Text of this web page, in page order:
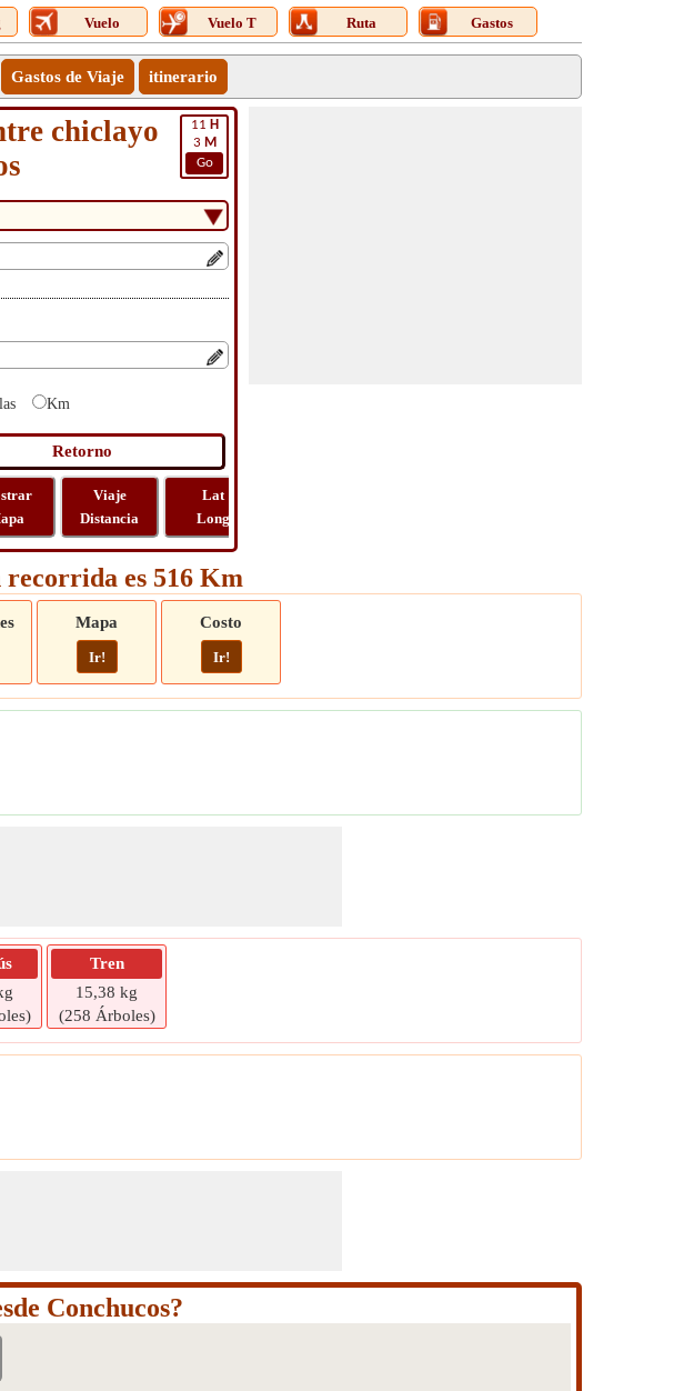
Vuelo Vuelo T Ruta Gastos
Gastos de Viaje itinerario
11 H
3 M
Go
chiclayo
Km
Viaje
Distancia
Lat
Long
es 516 Km
Mapa
Ir!
Costo
Ir!
Tren
15,38 kg
(258 Árboles)
Conchucos?